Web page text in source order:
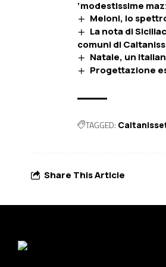
‘modestissime
Meloni, lo
La nota di
comuni di
Natale, un
Progettazione
TAGGED:
Share This Article